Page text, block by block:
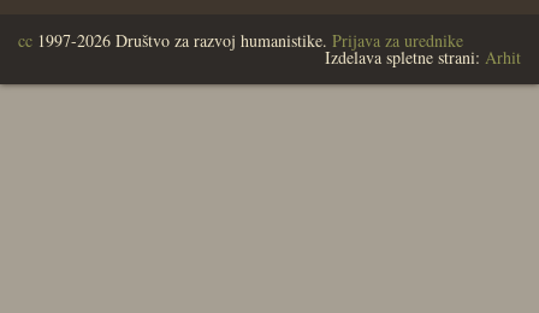
cc 1997-2026 Društvo za razvoj humanistike. Prijava za urednike
Izdelava spletne strani: Arhit